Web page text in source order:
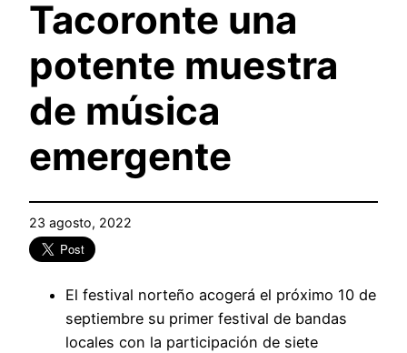
Tacoronte una
potente muestra
de música
emergente
23 agosto, 2022
El festival norteño acogerá el próximo 10 de
septiembre su primer festival de bandas
locales con la participación de siete